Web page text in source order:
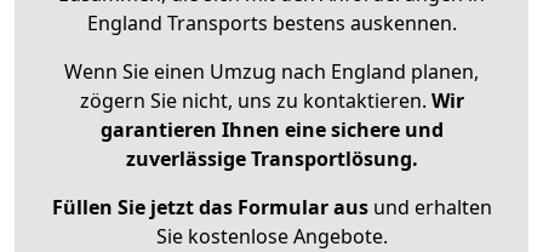
England Transports bestens auskennen.
Wenn Sie einen Umzug nach England planen,
zögern Sie nicht, uns zu kontaktieren. Wir
garantieren Ihnen eine sichere und
zuverlässige Transportlösung.
Füllen Sie jetzt das Formular ausund erhalten
Sie kostenlose Angebote.